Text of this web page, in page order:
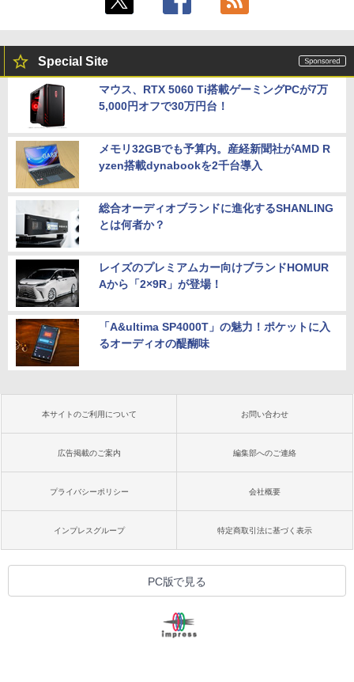
Special Site
マウス、RTX 5060 Ti搭載ゲーミングPCが7万
5,000円オフで30万円台！
メモリ32GBでも予算内。産経新聞社がAMD R
yzen搭載dynabookを2千台導入
総合オーディオブランドに進化するSHANLING
とは何者か？
レイズのプレミアムカー向けブランドHOMUR
Aから「2×9R」が登場！
「A&ultima SP4000T」の魅力！ポケットに入
るオーディオの醍醐味
本サイトのご利用について お問い合わせ
広告掲載のご案内 編集部へのご連絡
プライバシーポリシー 会社概要
インプレスグループ 特定商取引法に基づく表示
PC版で見る